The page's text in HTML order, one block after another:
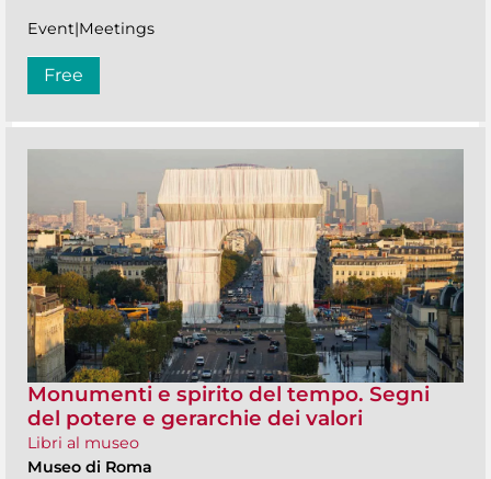
Event|Meetings
Free
Monumenti e spirito del tempo. Segni
del potere e gerarchie dei valori
Libri al museo
Museo di Roma